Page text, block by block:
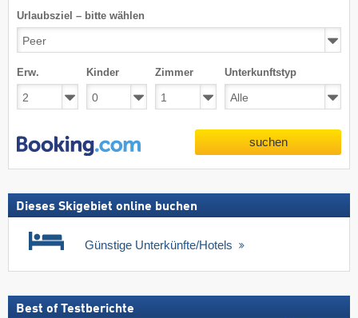
Urlaubsziel – bitte wählen
Erw. Kinder Zimmer Unterkunftstyp
suchen
Dieses Skigebiet online buchen
Günstige Unterkünfte/Hotels
Best of Testberichte